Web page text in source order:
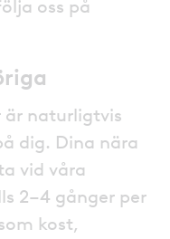
oss på
är naturligtvis
dig. Dina nära
vid våra
2–4 gånger per
kost,